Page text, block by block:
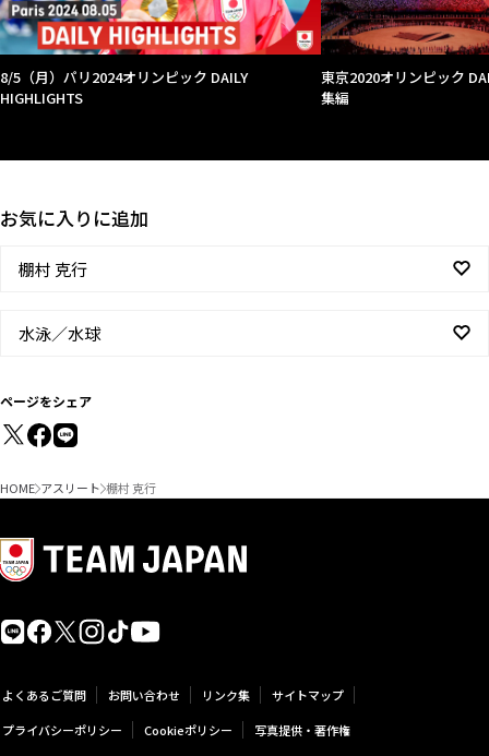
8/5（月）パリ2024オリンピック DAILY
HIGHLIGHTS
東京2020オリンピック
集編
お気に入りに追加
棚村 克行
水泳／水球
ページをシェア
HOME アスリート 棚村 克行
よくあるご質問 お問い合わせ リンク集
サイトマップ
プライバシーポリシー
Cookieポリシー 写真提供・著作権